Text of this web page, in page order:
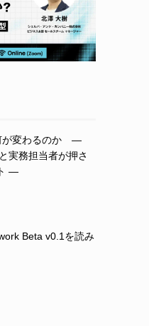
が変わるのか ―
実務担当者が押さ
―
Beta v0.1を読み